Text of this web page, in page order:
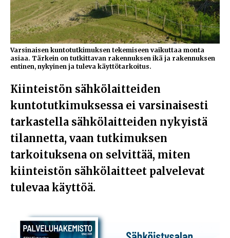
Varsinaisen kuntotutkimuksen tekemiseen vaikuttaa monta
asiaa. Tärkein on tutkittavan rakennuksen ikä ja rakennuksen
entinen, nykyinen ja tuleva käyttötarkoitus.
Kiinteistön sähkölaitteiden
kuntotutkimuksessa ei varsinaisesti
tarkastella sähkölaitteiden nykyistä
tilannetta, vaan tutkimuksen
tarkoituksena on selvittää, miten
kiinteistön sähkölaitteet palvelevat
tulevaa käyttöä.